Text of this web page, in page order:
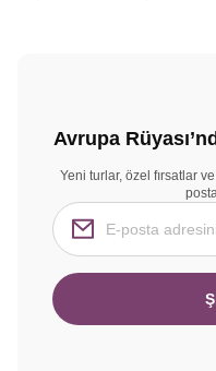
Avrupa
Yeni turlar, özel fırsatlar